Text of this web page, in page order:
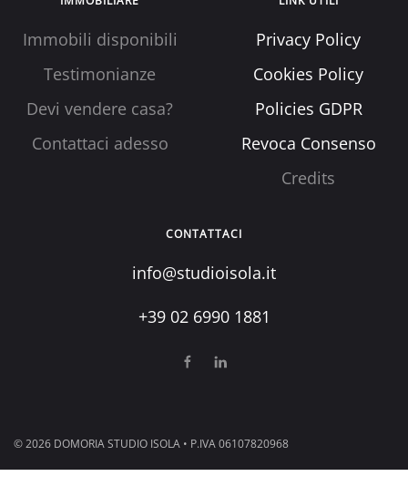
Immobili disponibili
Testimonianze
Devi vendere casa?
Contattaci adesso
Privacy Policy
Cookies Policy
Policies GDPR
Revoca Consenso
Credits
CONTATTACI
info@studioisola.it
+39 02 6990 1881
©2026 DOMORIA STUDIO ISOLA • P.IVA 06107820968